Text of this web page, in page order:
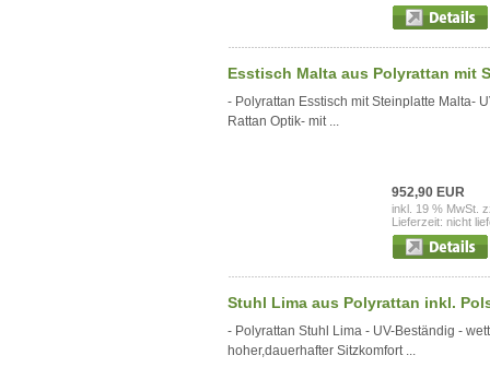
Esstisch Malta aus Polyrattan mit
- Polyrattan Esstisch mit Steinplatte Malta-
Rattan Optik- mit ...
952,90 EUR
inkl. 19 % MwSt.
Lieferzeit: nicht
Stuhl Lima aus Polyrattan inkl.
- Polyrattan Stuhl Lima - UV-Beständig -
hoher,dauerhafter Sitzkomfort ...